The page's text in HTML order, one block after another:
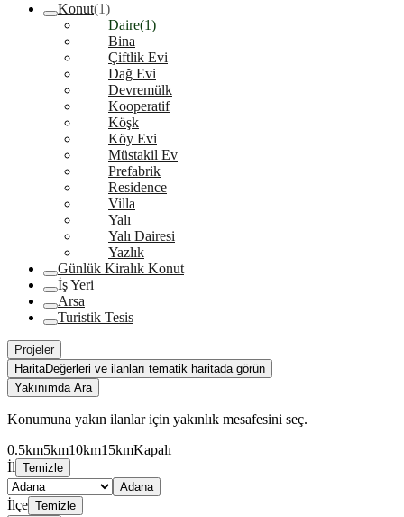
Konut(1)
Daire(1)
Bina
Çiftlik Evi
Dağ Evi
Devremülk
Kooperatif
Köşk
Köy Evi
Müstakil Ev
Prefabrik
Residence
Villa
Yalı
Yalı Dairesi
Yazlık
Günlük Kiralık Konut
İş Yeri
Arsa
Turistik Tesis
Projeler
HaritaDeğerleri ve ilanları tematik haritada görün
Yakınımda Ara
Konumuna yakın ilanlar için yakınlık mesafesini seç.
0.5km5km10km15kmKapalı
İl Temizle
Adana
İlçe Temizle